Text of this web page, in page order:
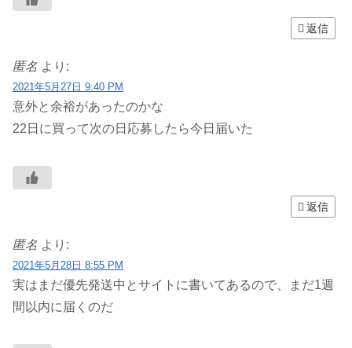
返信
匿名 より:
2021年5月27日 9:40 PM
意外と余裕があったのかな
22日に買って次の日応募したら今日届いた
返信
匿名 より:
2021年5月28日 8:55 PM
実はまだ優先発送中とサイトに書いてあるので、まだ1週
間以内に届くのだ